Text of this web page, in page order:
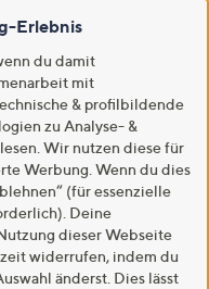
Erlebnis
du damit
mit
& profilbildende
zu Analyse- &
Wir nutzen diese für
Werbung. Wenn du dies
(für essenzielle
Deine
dieser Webseite
widerrufen, indem du
änderst. Dies lässt